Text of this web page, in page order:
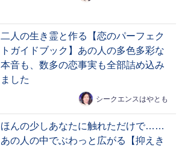
二人の生き霊と作る【恋のパーフェク
トガイドブック】あの人の多色多彩な
本音も、数多の恋事実も全部詰め込み
ました
シークエンスはやとも
ほんの少しあなたに触れただけで……
あの人の中でぶわっと広がる【抑えき